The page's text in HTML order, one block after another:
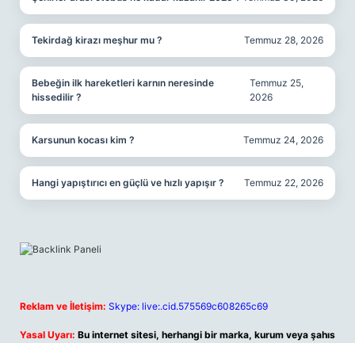
Tekirdağ kirazı meşhur mu ? Temmuz 28, 2026
Bebeğin ilk hareketleri karnın neresinde
hissedilir ?
Temmuz 25,
2026
Karsunun kocası kim ? Temmuz 24, 2026
Hangi yapıştırıcı en güçlü ve hızlı yapışır ? Temmuz 22, 2026
Reklam ve İletişim: Skype: live:.cid.575569c608265c69
Yasal Uyarı: Bu internet sitesi, herhangi bir marka, kurum veya şahıs